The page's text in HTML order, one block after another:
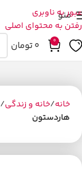
عبور به ناوبری
رفتن به محتوای اصلی
منو
0
0تومان
خانه خانه و زندگی
هاردستون